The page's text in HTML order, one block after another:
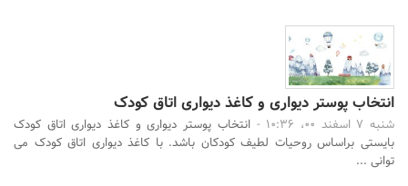
انتخاب پوستر دیواری و کاغذ دیواری اتاق کودک
شنبه 7 اسفند 00، 10:36 -
انتخاب پوستر دیواری و کاغذ دیواری اتاق کودک
بایستی براساس روحیات لطیف کودکان باشد. با کاغذ دیواری اتاق کودک می
توانی ...